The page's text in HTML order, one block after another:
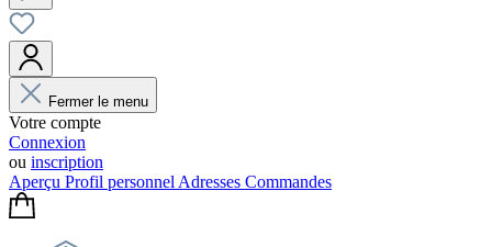
Fermer le menu
Votre compte
Connexion
ou inscription
Aperçu Profil personnel Adresses Commandes